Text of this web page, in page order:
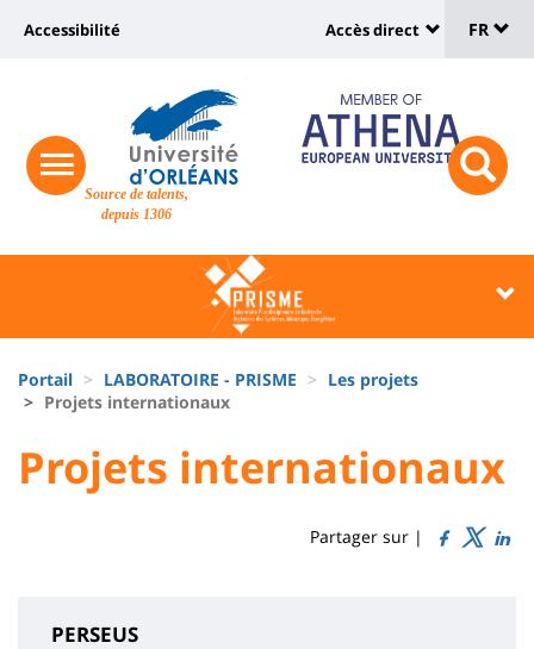
Site
Source de talents,
depuis 1306
Recherche
responsive
menu
button
Université
vers
page
accessibilité
Accessibilité
:
Shortcut
links
Accès direct
de
FR
Block
liste
composantes
d'Ariane
Portail LABORATOIRE - PRISME
Les projets
Projets internationaux
University
University
Titre
Projets internationaux
Partager sur |
PERSEUS